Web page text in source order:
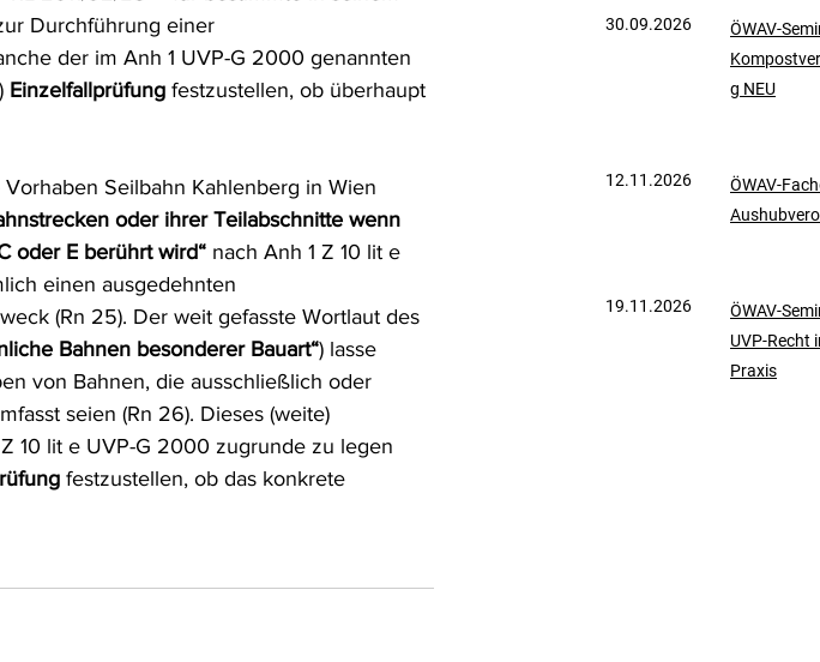
Verpackungsrecht
Durchführung einer
der im Anh 1 UVP-G 2000 genannten
Einzelfallprüfung festzustellen, ob überhaupt
Seilbahn Kahlenberg in Wien
oder ihrer Teilabschnitte wenn
oder E berührt wird“ nach Anh 1 Z 10 lit e
einen ausgedehnten
(Rn 25). Der weit gefasste Wortlaut des
Bahnen besonderer Bauart“) lasse
von Bahnen, die ausschließlich oder
seien (Rn 26). Dieses (weite)
10 lit e UVP-G 2000 zugrunde zu legen
festzustellen, ob das konkrete
30.09.2026
ÖWAV-
g NEU
12.11.2026
ÖWAV-
19.11.2026
ÖWAV-
UVP-Recht
Praxis